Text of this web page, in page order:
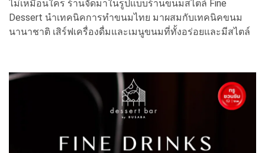
ไม่เหมือนใคร ร้านจัดมาในรูปแบบร้านขนมสไตล์ Fine
Dessert นำเทคนิคการทำขนมไทย มาผสมกับเทคนิคขนม
นานาชาติ เสิร์ฟเครื่องดื่มและเมนูขนมที่ทั้งอร่อยและมีสไตล์